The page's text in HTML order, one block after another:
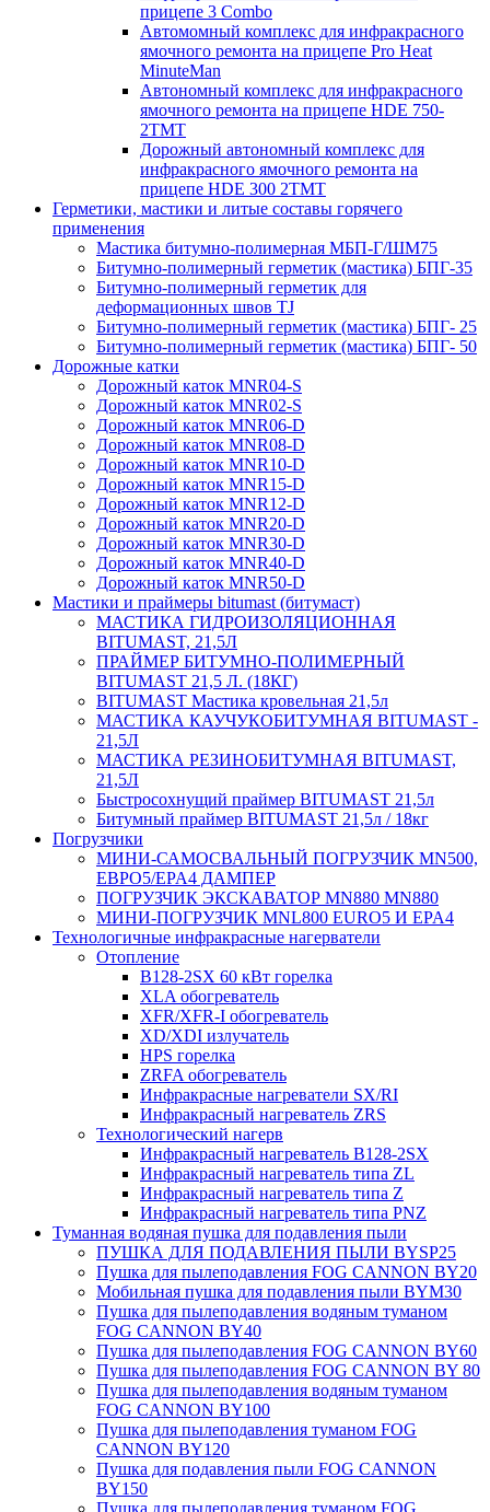
прицепе 3 Combo
Автомомный комплекс для инфракрасного
ямочного ремонта на прицепе Pro Heat
MinuteMan
Автономный комплекс для инфракрасного
ямочного ремонта на прицепе HDE 750-
2TMT
Дорожный автономный комплекс для
инфракрасного ямочного ремонта на
прицепе HDE 300 2TMT
Герметики, мастики и литые составы горячего
применения
Мастика битумно-полимерная МБП-Г/ШМ75
Битумно-полимерный герметик (мастика) БПГ-35
Битумно-полимерный герметик для
деформационных швов TJ
Битумно-полимерный герметик (мастика) БПГ- 25
Битумно-полимерный герметик (мастика) БПГ- 50
Дорожные катки
Дорожный каток MNR04-S
Дорожный каток MNR02-S
Дорожный каток MNR06-D
Дорожный каток MNR08-D
Дорожный каток MNR10-D
Дорожный каток MNR15-D
Дорожный каток MNR12-D
Дорожный каток MNR20-D
Дорожный каток MNR30-D
Дорожный каток MNR40-D
Дорожный каток MNR50-D
Мастики и праймеры bitumast (битумаст)
МАСТИКА ГИДРОИЗОЛЯЦИОННАЯ
BITUMAST, 21,5Л
ПРАЙМЕР БИТУМНО-ПОЛИМЕРНЫЙ
BITUMAST 21,5 Л. (18КГ)
BITUMAST Мастика кровельная 21,5л
МАСТИКА КАУЧУКОБИТУМНАЯ BITUMAST -
21,5Л
МАСТИКА РЕЗИНОБИТУМНАЯ BITUMAST,
21,5Л
Быстросохнущий праймер BITUMAST 21,5л
Битумный праймер BITUMAST 21,5л / 18кг
Погрузчики
МИНИ-САМОСВАЛЬНЫЙ ПОГРУЗЧИК MN500,
ЕВРО5/EPA4 ДАМПЕР
ПОГРУЗЧИК ЭКСКАВАТОР MN880 MN880
МИНИ-ПОГРУЗЧИК MNL800 EURO5 И EPA4
Технологичные инфракрасные нагерватели
Отопление
B128-2SX 60 кВт горелка
XLA обогреватель
XFR/XFR-I обогреватель
XD/XDI излучатель
HPS горелка
ZRFA обогреватель
Инфракрасные нагреватели SX/RI
Инфракрасный нагреватель ZRS
Технологический нагерв
Инфракрасный нагреватель B128-2SX
Инфракрасный нагреватель типа ZL
Инфракрасный нагреватель типа Z
Инфракрасный нагреватель типа PNZ
Туманная водяная пушка для подавления пыли
ПУШКА ДЛЯ ПОДАВЛЕНИЯ ПЫЛИ BYSP25
Пушка для пылеподавления FOG CANNON BY20
Мобильная пушка для подавления пыли BYM30
Пушка для пылеподавления водяным туманом
FOG CANNON BY40
Пушка для пылеподавления FOG CANNON BY60
Пушка для пылеподавления FOG CANNON BY 80
Пушка для пылеподавления водяным туманом
FOG CANNON BY100
Пушка для пылеподавления туманом FOG
CANNON BY120
Пушка для подавления пыли FOG CANNON
BY150
Пушка для пылеподавления туманом FOG